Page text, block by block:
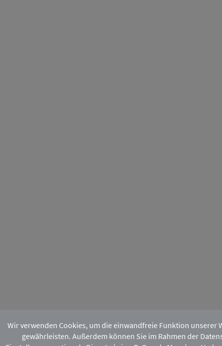
Wir verwenden Cookies, um die einwandfreie Funktion unserer
gewährleisten. Außerdem können Sie im Rahmen der